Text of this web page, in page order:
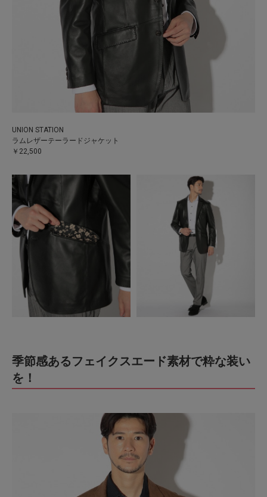
UNION STATION
ラムレザーテーラードジャケット
￥22,500
季節感あるフェイクスエード素材で粋な装い
を！